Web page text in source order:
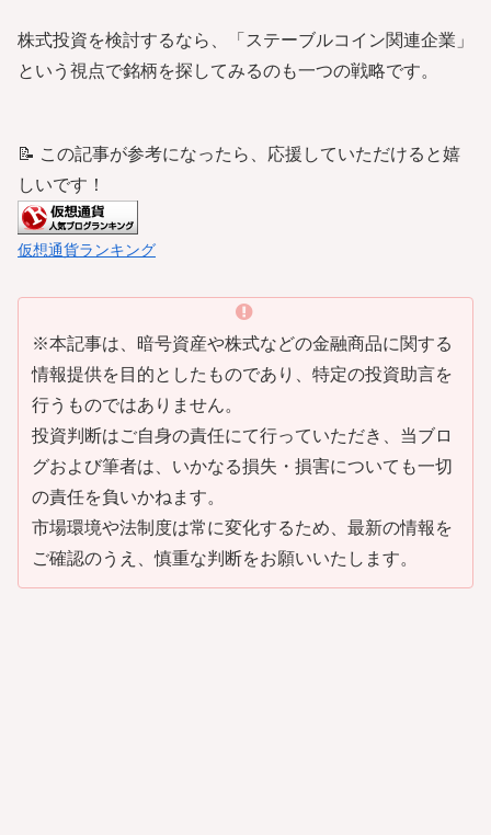
株式投資を検討するなら、「ステーブルコイン関連企業」
という視点で銘柄を探してみるのも一つの戦略です。
📝 この記事が参考になったら、応援していただけると嬉
しいです！
仮想通貨ランキング
※本記事は、暗号資産や株式などの金融商品に関する
情報提供を目的としたものであり、特定の投資助言を
行うものではありません。
投資判断はご自身の責任にて行っていただき、当ブロ
グおよび筆者は、いかなる損失・損害についても一切
の責任を負いかねます。
市場環境や法制度は常に変化するため、最新の情報を
ご確認のうえ、慎重な判断をお願いいたします。